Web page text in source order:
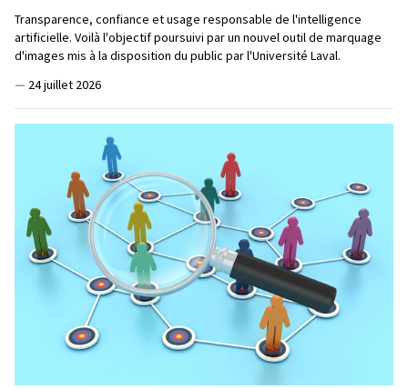
Transparence, confiance et usage responsable de l'intelligence
artificielle. Voilà l'objectif poursuivi par un nouvel outil de marquage
d'images mis à la disposition du public par l'Université Laval.
— 24 juillet 2026